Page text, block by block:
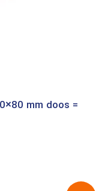
mm doos =